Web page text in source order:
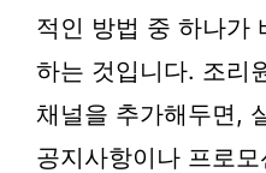
적인 방법 중 하나가
하는 것입니다. 조리
채널을 추가해두면,
공지사항이나 프로